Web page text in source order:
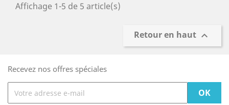
Affichage 1-5 de 5 article(s)
Retour en haut 
Recevez nos offres spéciales